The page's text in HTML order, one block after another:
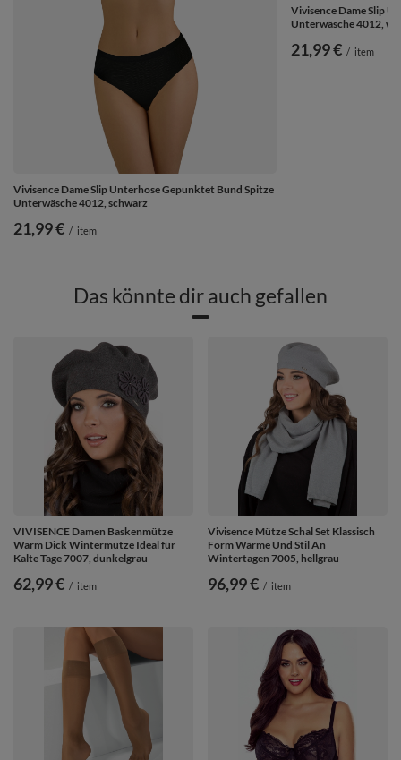
Vivisence Dame Slip Unterhose Gepunktet Bund Spitze
Unterwäsche 4012, schwarz
21,99 € / item
Vivisence Dame Slip
Unterwäsche 4012,
21,99 € / item
Das könnte dir auch gefallen
VIVISENCE Damen Baskenmütze
Warm Dick Wintermütze Ideal für
Kalte Tage 7007, dunkelgrau
62,99 € / item
Vivisence Mütze Schal Set Klassisch
Form Wärme Und Stil An
Wintertagen 7005, hellgrau
96,99 € / item